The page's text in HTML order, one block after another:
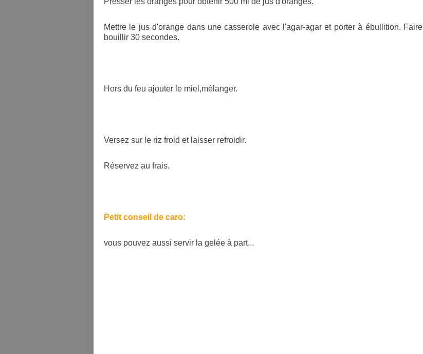
Mettre le jus d'orange dans une casserole avec l'agar-agar et porter à ébullition. Faire
bouillir 30 secondes.
Hors du feu ajouter le miel,mélanger.
Versez sur le riz froid et laisser refroidir.
Réservez au frais.
Petit conseil de caro:
vous pouvez aussi servir la gelée à part...